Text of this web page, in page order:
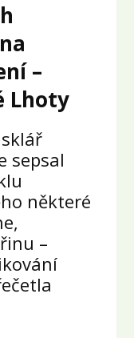
–
Lhoty
sepsal
některé
–